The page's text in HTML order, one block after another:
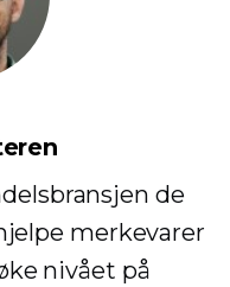
de
merkevarer
nivået på